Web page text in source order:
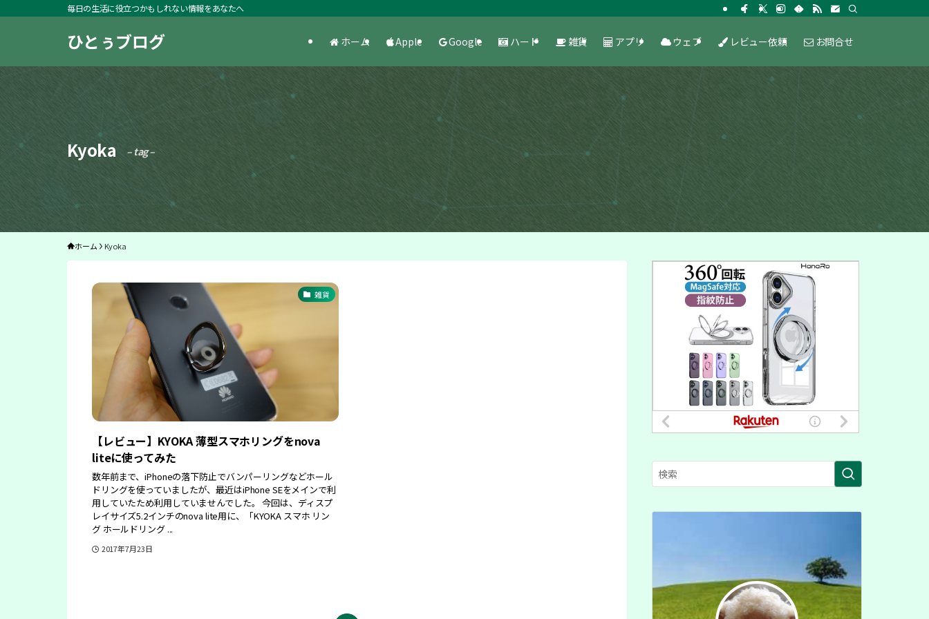
毎日の生活に役立つかもしれない情報をあなたへ
ひとぅブログ ホーム Apple Google ハード 雑貨 アプリ ウェブ レビュー依頼 お問合せ
Kyoka – tag –
ホーム Kyoka
雑貨
【レビュー】KYOKA 薄型スマホリングをnova
liteに使ってみた
数年前まで、iPhoneの落下防止でバンパーリングなどホール
ドリングを使っていましたが、最近はiPhone SEをメインで利
用していたため利用していませんでした。 今回は、ディスプ
レイサイズ5.2インチのnova lite用に、「KYOKA スマホ リン
グ ホールドリング ...
2017年7月23日